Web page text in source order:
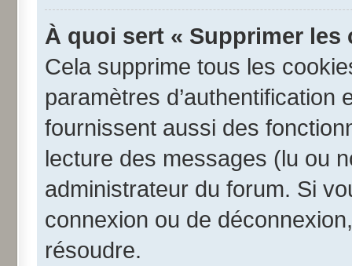
À quoi sert « Supprimer
Cela supprime tous les
paramètres
fournissent aussi des
lecture des messages (lu ou
administrateur du forum. Si
connexion ou de
résoudre.